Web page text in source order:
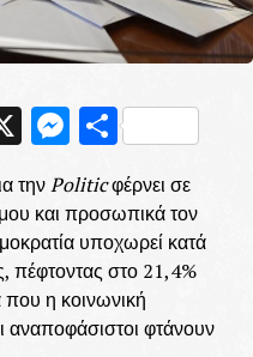
X
τηνPoliticφέρνει σε
και προσωπικά τον
υποχωρεί κατά
πέφτοντας στο 21,4%
η κοινωνική
αναποφάσιστοι φτάνουν